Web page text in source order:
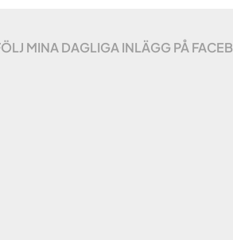
MINA DAGLIGA INLÄGG PÅ